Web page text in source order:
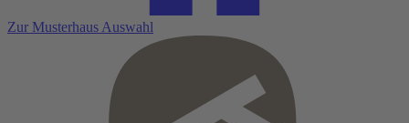
Zur Musterhaus Auswahl